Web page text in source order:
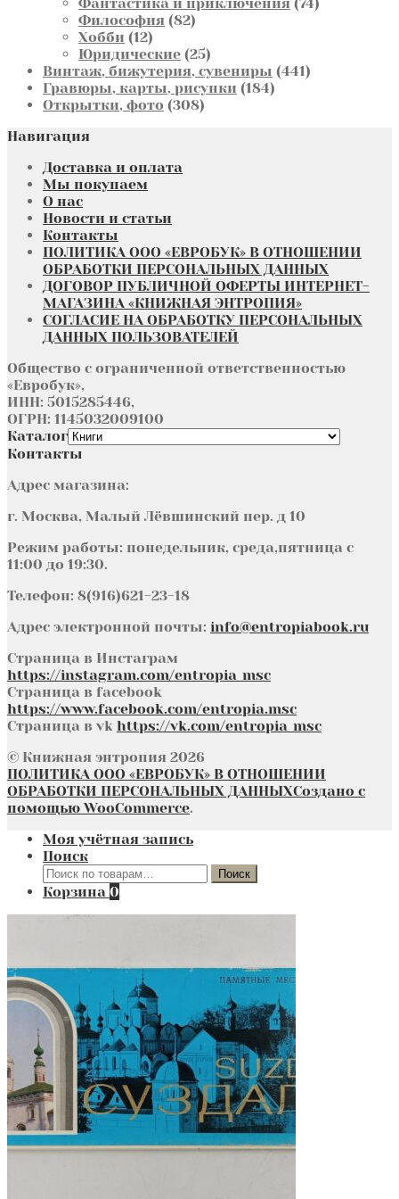
Философия 8282
Хобби 1212
товаров
Юридические 2525
товаров
Винтаж, бижутерия, сувениры 441441
Гравюры, карты, рисунки 184184
Открытки, фото 308308
Навигация
Доставка и оплата
Мы покупаем
О нас
Новости и статьи
Контакты
ПОЛИТИКА ООО «ЕВРОБУК» В ОТНОШЕНИИ
ОБРАБОТКИ ПЕРСОНАЛЬНЫХ ДАННЫХ
ДОГОВОР ПУБЛИЧНОЙ ОФЕРТЫ ИНТЕРНЕТ-
МАГАЗИНА «КНИЖНАЯ ЭНТРОПИЯ»
СОГЛАСИЕ НА ОБРАБОТКУ ПЕРСОНАЛЬНЫХ
ДАННЫХ ПОЛЬЗОВАТЕЛЕЙ
Общество с ограниченной ответственностью
«Евробук»,
ИНН: 5015285446,
ОГРН: 1145032009100
Каталог
Контакты
Адрес магазина:
г. Москва, Малый Лёвшинский пер. д 10
Режим работы: понедельник, среда,пятница с
11:00 до 19:30.
Телефон: 8(916)621-23-18
Адрес электронной почты: info@entropiabook.ru
Страница в Инстаграм
https://instagram.com/entropia_msc
Страница в facebook
https://www.facebook.com/entropia.msc
Страница в vk https://vk.com/entropia_msc
© Книжная энтропия 2026
ПОЛИТИКА ООО «ЕВРОБУК» В ОТНОШЕНИИ
ОБРАБОТКИ ПЕРСОНАЛЬНЫХ ДАННЫХСоздано с
помощью WooCommerce.
Моя учётная запись
Поиск
Искать:
Поиск
Корзина 0